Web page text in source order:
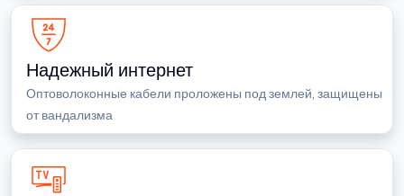
Надежный интернет
Оптоволоконные кабели проложены под землей, защищены
от вандализма